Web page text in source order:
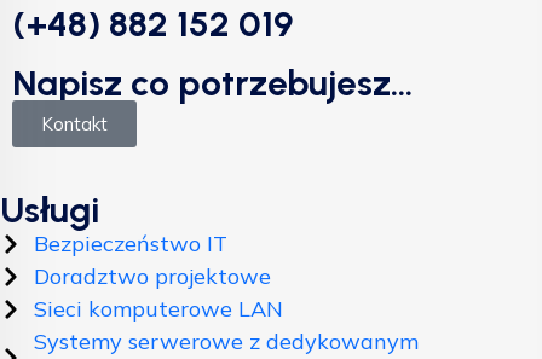
(+48) 882 152 019
Napisz co potrzebujesz...
Kontakt
Usługi
Bezpieczeństwo IT
Doradztwo projektowe
Sieci komputerowe LAN
Systemy serwerowe z dedykowanym